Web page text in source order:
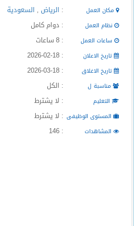
المدونة
مكان العمل : الرياض , السعودية
نظام العمل : دوام كامل
ساعات العمل : 8 ساعات
تاريخ الاعلان : 2026-02-18
تاريخ الاغلاق : 2026-03-18
مناسبة ل : الكل
التعليم : لا يشترط
المستوى الوظيفى : لا يشترط
المشاهدات : 146